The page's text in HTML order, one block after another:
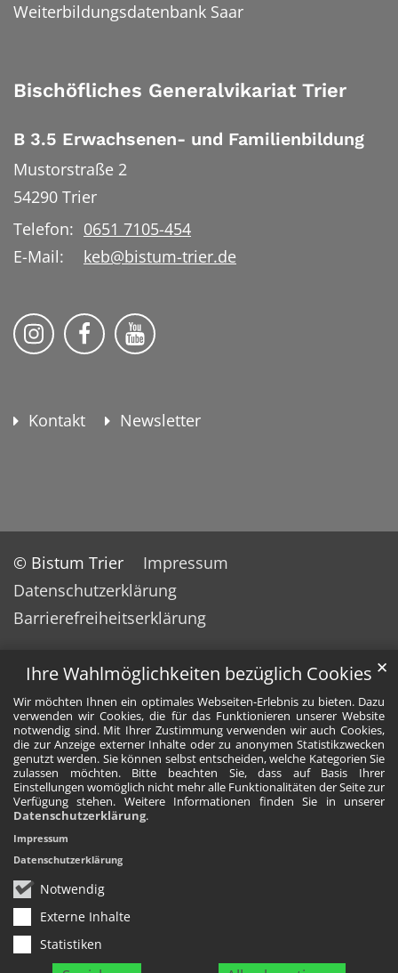
Ihre Wahlmöglichkeiten bezüglich Cookies
Wir möchten Ihnen ein optimales Webseiten-Erlebnis zu bieten. Dazu
verwenden wir Cookies, die für das Funktionieren unserer Website
notwendig sind. Mit Ihrer Zustimmung verwenden wir auch Cookies,
die zur Anzeige externer Inhalte oder zu anonymen Statistikzwecken
genutzt werden. Sie können selbst entscheiden, welche Kategorien Sie
zulassen möchten. Bitte beachten Sie, dass auf Basis Ihrer
Einstellungen womöglich nicht mehr alle Funktionalitäten der Seite zur
Verfügung stehen. Weitere Informationen finden Sie in unserer
Datenschutzerklärung.
Notwendig
Externe Inhalte
Statistiken
✕
Impressum
Datenschutzerklärung
Weiterbildungsdatenbank Saar
Bischöfliches Generalvikariat Trier
B 3.5 Erwachsenen- und Familienbildung
Mustorstraße 2
54290 Trier
Telefon: 0651 7105-454
E-Mail:
keb@bistum-trier.de
KEB Bildung Leben auf Instagram
KEB Bildung Leben auf Facebook
KEB Bildung Leben auf
Kontakt Newsletter
© Bistum Trier
Impressum
Datenschutzerklärung
Barrierefreiheitserklärung